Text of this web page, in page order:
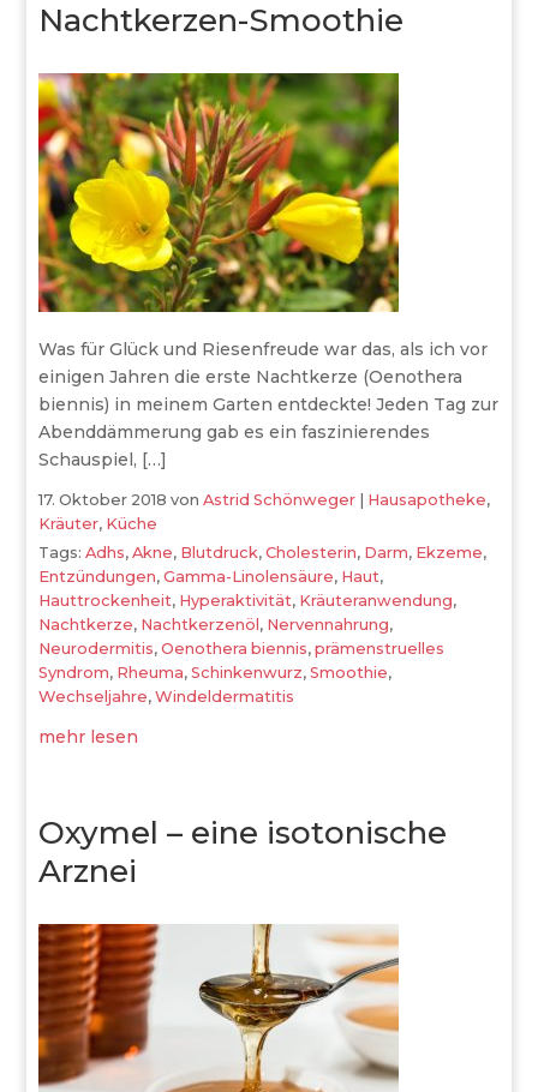
Nachtkerzen-Smoothie
Was für Glück und Riesenfreude war das, als ich vor
einigen Jahren die erste Nachtkerze (Oenothera
biennis) in meinem Garten entdeckte! Jeden Tag zur
Abenddämmerung gab es ein faszinierendes
Schauspiel, […]
17. Oktober 2018 vonAstrid Schönweger Hausapotheke,
Kräuter, Küche
Tags:Adhs,Akne, Blutdruck,Cholesterin, Darm, Ekzeme,
Entzündungen,Gamma-Linolensäure, Haut,
Hauttrockenheit, Hyperaktivität, Kräuteranwendung,
Nachtkerze, Nachtkerzenöl , Nervennahrung,
Neurodermitis,Oenothera biennis,prämenstruelles
Syndrom, Rheuma,Schinkenwurz,Smoothie,
Wechseljahre,Windeldermatitis
mehr lesen
Oxymel – eine isotonische
Arznei